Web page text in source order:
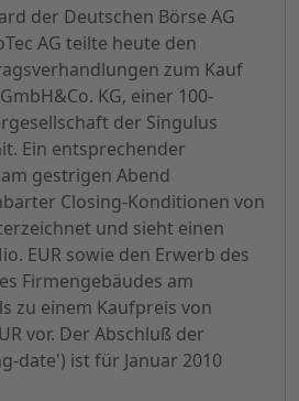
der Deutschen Börse AG
AG teilte heute den
zum Kauf
KG, einer 100-
der Singulus
Ein entsprechender
gestrigen Abend
Closing-Konditionen von
und sieht einen
EUR sowie den Erwerb des
Firmengebäudes am
zu einem Kaufpreis von
vor. Der Abschluß der
date') ist für Januar 2010